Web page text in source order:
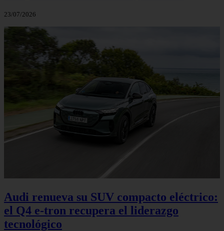
23/07/2026
Audi renueva su SUV compacto eléctrico:
el Q4 e‑tron recupera el liderazgo
tecnológico